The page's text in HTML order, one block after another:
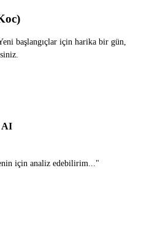
başlangıçlar için harika bir gün,
AI
için analiz edebilirim..."